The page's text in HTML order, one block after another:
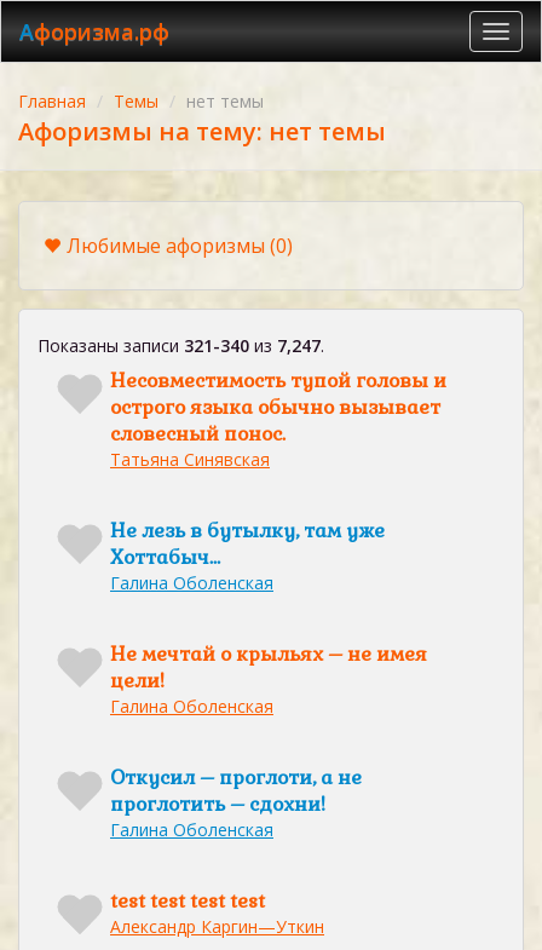
Афоризма.рф
Главная Темы нет темы
Афоризмы на тему: нет темы
Любимые афоризмы (0)
Показаны записи 321-340 из 7,247.
Несовместимость тупой головы и
острого языка обычно вызывает
словесный понос.
Татьяна Синявская
Не лезь в бутылку, там уже
Хоттабыч…
Галина Оболенская
Не мечтай о крыльях – не имея
цели!
Галина Оболенская
Откусил – проглоти, а не
проглотить – сдохни!
Галина Оболенская
test test test test
Александр Каргин—Уткин